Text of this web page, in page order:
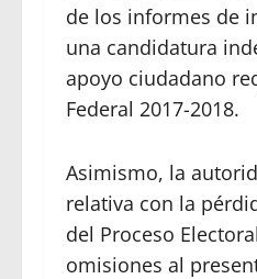
de los informes de
una candidatura
apoyo ciudadano
Federal 2017-2018.
Asimismo, la
relativa con la
del Proceso
omisiones al